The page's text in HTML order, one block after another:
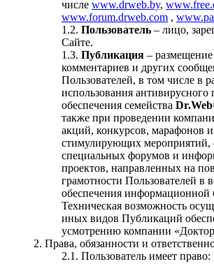
числе www.drweb.by,
www.forum.drweb.com ,
Пользователь – лицо,
Сайте.
Публикация –
комментариев и других
Пользователей, в том числе в
использования антивирусного
обеспечения семейства Dr.Web
также при проведении
акций, конкурсов, марафонов
стимулирующих мероприятий,
специальных форумов и
проектов, направленных на
грамотности Пользователей в
обеспечения информационной
Техническая возможность
иных видов Публикаций
усмотрению компании
Права, обязанности и
Пользователь имеет право: